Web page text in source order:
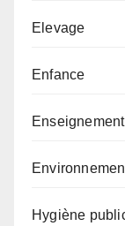
Elevage
Enfance
Hygiène